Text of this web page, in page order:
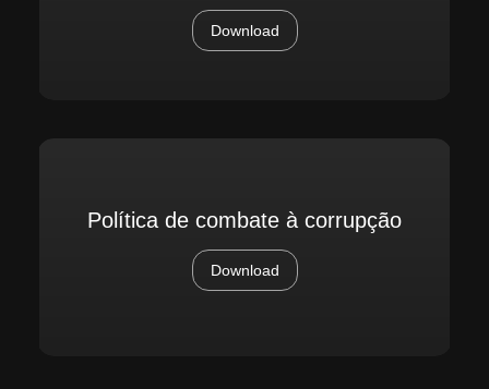
Download
Política de combate à corrupção
Download